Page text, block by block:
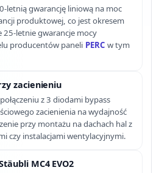
letnią gwarancję liniową na moc
produktowej, co jest okresem
25-letnie gwarancje mocy
producentów paneli PERC w tym
zacienieniu
z 3 diodami bypass
zacienienia na wydajność
przy montażu na dachach hal z
czy instalacjami wentylacyjnymi.
MC4 EVO2